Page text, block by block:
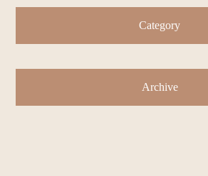
Category
Archive